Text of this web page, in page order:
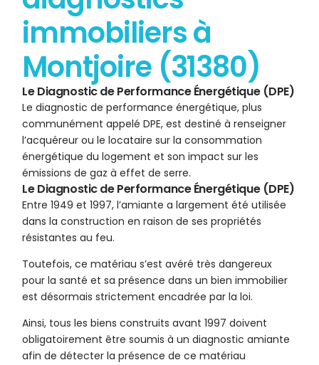
immobiliers à
Montjoire (31380)
Le Diagnostic de Performance Énergétique (DPE)
Le diagnostic de performance énergétique, plus
communément appelé DPE, est destiné à renseigner
l’acquéreur ou le locataire sur la consommation
énergétique du logement et son impact sur les
émissions de gaz à effet de serre.
Le Diagnostic de Performance Énergétique (DPE)
Entre 1949 et 1997, l’amiante a largement été utilisée
dans la construction en raison de ses propriétés
résistantes au feu.
Toutefois, ce matériau s’est avéré très dangereux
pour la santé et sa présence dans un bien immobilier
est désormais strictement encadrée par la loi.
Ainsi, tous les biens construits avant 1997 doivent
obligatoirement être soumis à un diagnostic amiante
afin de détecter la présence de ce matériau